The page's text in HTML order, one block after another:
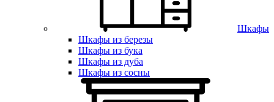
Шкафы
Шкафы из березы
Шкафы из бука
Шкафы из дуба
Шкафы из сосны